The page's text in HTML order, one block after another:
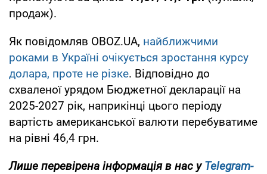
продаж).
Як повідомляв OBOZ.UA, найближчими
роками в Україні очікується зростання курсу
долара, проте не різке. Відповідно до
схваленої урядом Бюджетної декларації на
2025-2027 рік, наприкінці цього періоду
вартість американської валюти перебуватиме
на рівні 46,4 грн.
Лише перевірена інформація в нас уTelegram-